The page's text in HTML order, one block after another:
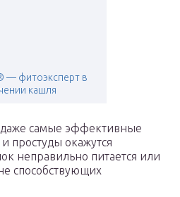
— фитоэксперт в
кашля
даже самые эффективные
простуды окажутся
неправильно питается или
способствующих